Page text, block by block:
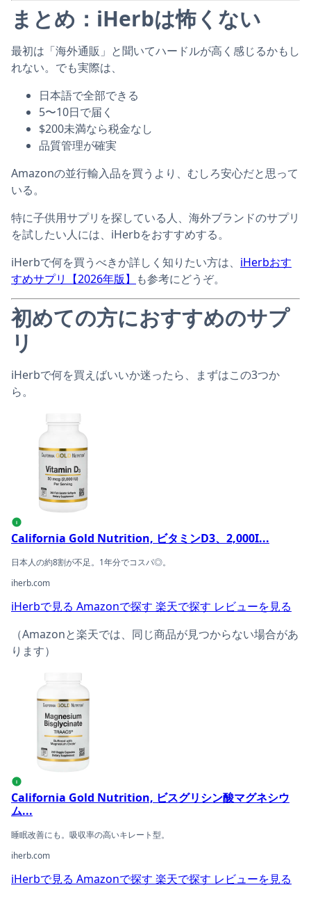
まとめ：iHerbは怖くない
最初は「海外通販」と聞いてハードルが高く感じるかもし
れない。でも実際は、
日本語で全部できる
5〜10日で届く
$200未満なら税金なし
品質管理が確実
Amazonの並行輸入品を買うより、むしろ安心だと思って
いる。
特に子供用サプリを探している人、海外ブランドのサプリ
を試したい人には、iHerbをおすすめする。
iHerbで何を買うべきか詳しく知りたい方は、 iHerbおす
すめサプリ【2026年版】 も参考にどうぞ。
初めての方におすすめのサプ
リ
iHerbで何を買えばいいか迷ったら、まずはこの3つか
ら。
California Gold Nutrition, ビタミンD3、2,000IU、ソフト
i
California Gold Nutrition, ビタミンD3、2,000I...
日本人の約8割が不足。1年分でコスパ◎。
iherb.com
iHerbで見る Amazonで探す 楽天で探す レビューを見る
（Amazonと楽天では、同じ商品が見つからない場合があ
ります）
California Gold Nutrition, ビスグリシン酸マグネシウムキ
i
California Gold Nutrition, ビスグリシン酸マグネシウ
ム...
睡眠改善にも。吸収率の高いキレート型。
iherb.com
iHerbで見る Amazonで探す 楽天で探す レビューを見る